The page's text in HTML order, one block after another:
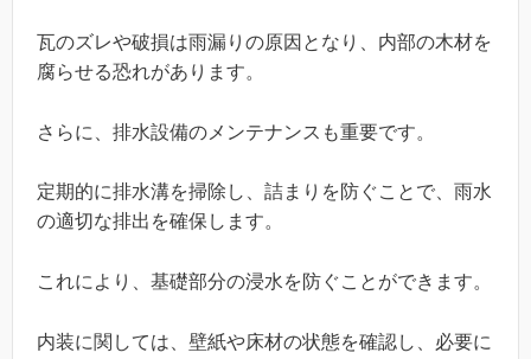
瓦のズレや破損は雨漏りの原因となり、内部の木材を
腐らせる恐れがあります。
さらに、排水設備のメンテナンスも重要です。
定期的に排水溝を掃除し、詰まりを防ぐことで、雨水
の適切な排出を確保します。
これにより、基礎部分の浸水を防ぐことができます。
内装に関しては、壁紙や床材の状態を確認し、必要に